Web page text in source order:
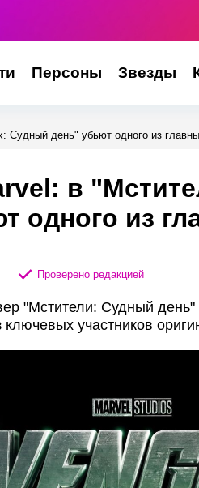
Персоны Звезды
Судный день" убьют одного из
в
одного из
Проверено редакцией
"Мстители: Судный день"
ключевых участников